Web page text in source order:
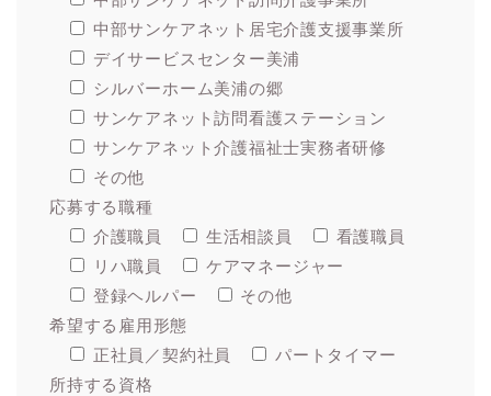
中部サンケアネット居宅介護支援事業所
デイサービスセンター美浦
シルバーホーム美浦の郷
サンケアネット訪問看護ステーション
サンケアネット介護福祉士実務者研修
その他
応募する職種
介護職員
生活相談員
看護職員
リハ職員
ケアマネージャー
登録ヘルパー
その他
希望する雇用形態
正社員／契約社員
パートタイマー
所持する資格